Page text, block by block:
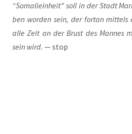
“Soma­liein­heit” soll in der Stadt
ben wor­den sein, der fort­an mit­tels
alle Zeit an der Brust des Man­nes
sein wird. — stop